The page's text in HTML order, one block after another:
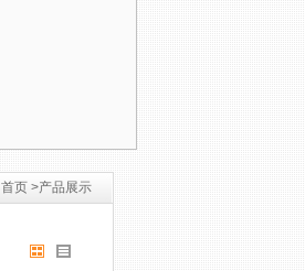
首页 >产品展示